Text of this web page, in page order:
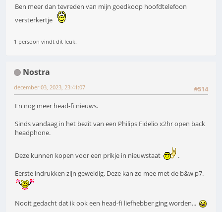
Ben meer dan tevreden van mijn goedkoop hoofdtelefoon
versterkertje
1 persoon vindt dit leuk.
Nostra
#514
december 03, 2023, 23:41:07
En nog meer head-fi nieuws.
Sinds vandaag in het bezit van een Philips Fidelio x2hr open back
headphone.
Deze kunnen kopen voor een prikje in nieuwstaat
.
Eerste indrukken zijn geweldig. Deze kan zo mee met de b&w p7.
Nooit gedacht dat ik ook een head-fi liefhebber ging worden...